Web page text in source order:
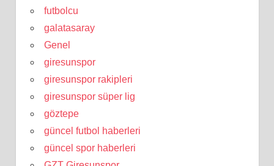
futbolcu
galatasaray
Genel
giresunspor
giresunspor rakipleri
giresunspor süper lig
göztepe
güncel futbol haberleri
güncel spor haberleri